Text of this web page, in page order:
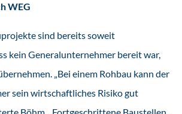
WEG
sind bereits soweit
kein Generalunternehmer bereit war,
„Bei einem Rohbau kann der
sein wirtschaftliches Risiko gut